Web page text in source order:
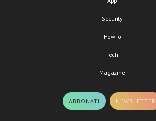
Security
HowTo
Tech
Magazine
ABBONATI NEWSLETTER